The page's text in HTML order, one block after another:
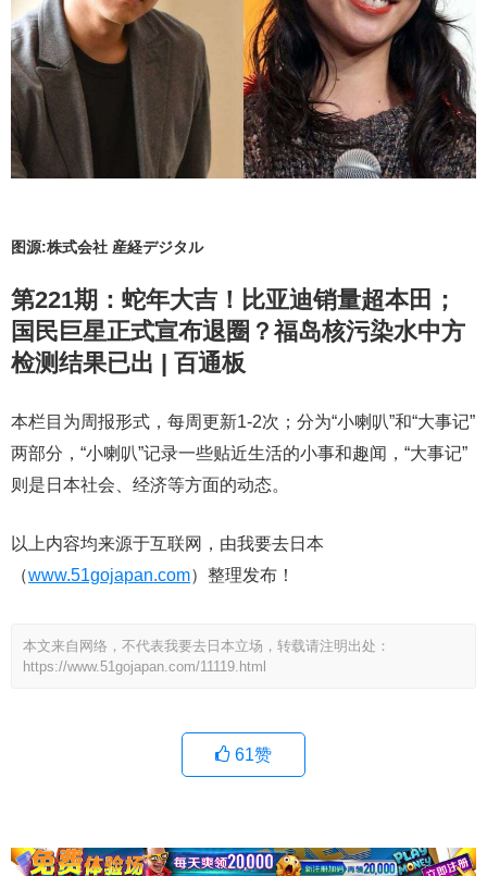
图源:株式会社 産経デジタル
第221期：蛇年大吉！比亚迪销量超本田；
国民巨星正式宣布退圈？福岛核污染水中方
检测结果已出 | 百通板
本栏目为周报形式，每周更新1-2次；分为“小喇叭”和“大事记”
两部分，“小喇叭”记录一些贴近生活的小事和趣闻，“大事记”
则是日本社会、经济等方面的动态。
以上内容均来源于互联网，由我要去日本
（www.51gojapan.com）整理发布！
本文来自网络，不代表我要去日本立场，转载请注明出处：
https://www.51gojapan.com/11119.html
61赞